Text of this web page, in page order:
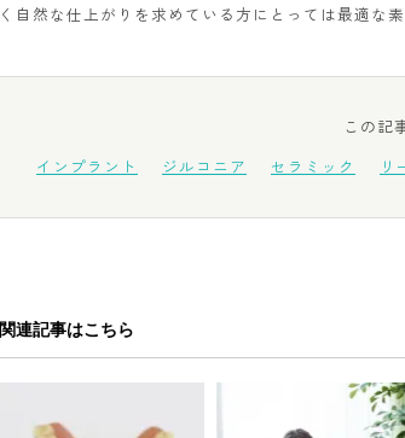
く自然な仕上がりを求めている方にとっては最適な
この記
インプラント
ジルコニア セラミック リ
関連記事はこちら